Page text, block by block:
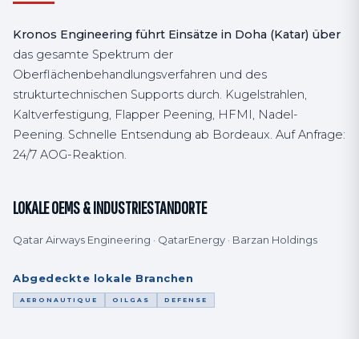
Kronos Engineering führt Einsätze in Doha (Katar) über
das gesamte Spektrum der
Oberflächenbehandlungsverfahren und des
strukturtechnischen Supports durch. Kugelstrahlen,
Kaltverfestigung, Flapper Peening, HFMI, Nadel-
Peening. Schnelle Entsendung ab Bordeaux. Auf Anfrage:
24/7 AOG-Reaktion.
LOKALE OEMS & INDUSTRIESTANDORTE
Qatar Airways Engineering · QatarEnergy · Barzan Holdings
Abgedeckte lokale Branchen
AERONAUTIQUE OILGAS DEFENSE